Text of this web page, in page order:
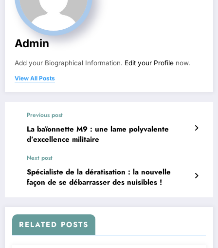
Admin
Add your Biographical Information. Edit your Profile now.
View All Posts
Previous post
La baïonnette M9 : une lame polyvalente
d’excellence militaire
Next post
Spécialiste de la dératisation : la nouvelle
façon de se débarrasser des nuisibles !
RELATED POSTS